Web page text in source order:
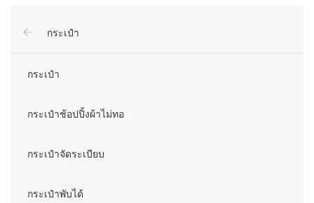
กระเป๋า
กระเป๋า
กระเป๋าช้อปปิ้งผ้าไม่ทอ
กระเป๋าจัดระเบียบ
กระเป๋าพับได้